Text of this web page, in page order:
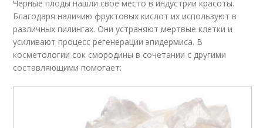
Черные плоды нашли свое место в индустрии красоты.
Благодаря наличию фруктовых кислот их используют в
различных пилингах. Они устраняют мертвые клетки и
усиливают процесс регенерации эпидермиса. В
косметологии сок смородины в сочетании с другими
составляющими помогает: